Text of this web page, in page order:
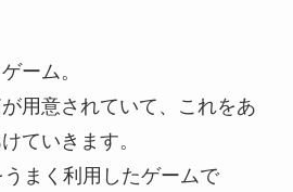
ーム。
用意されていて、これをあ
ていきます。
まく利用したゲームで